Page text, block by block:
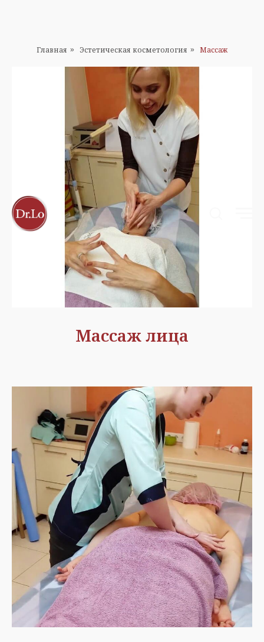
Главная » Эстетическая косметология » Массаж
Массаж лица